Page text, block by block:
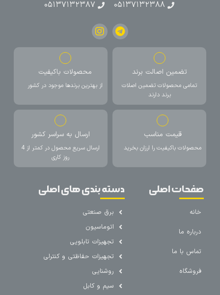
۰۵۱۳۷۱۳۲۳۸۸
۰۵۱۳۷۱۳۲۳۸۷
تضمین اصالت برند
تمامی محصولات تضمین اصلات
برند دارند
محصولات باکیفیت
از بهترین برندها موجود در کشور
قیمت مناسب
محصولات باکیفیت را ارزان بخرید
ارسال به سراسر کشور
ارسال سریع محصول در کمتر از 4
روز کاری
صفحات اصلی
خانه
درباره ما
تماس با ما
فروشگاه
دسته بندی های اصلی
برق صنعتی
اتوماسیون
تجهیزات تابلویی
تجهیزات حفاظتی و کنترلی
روشنایی
سیم و کابل